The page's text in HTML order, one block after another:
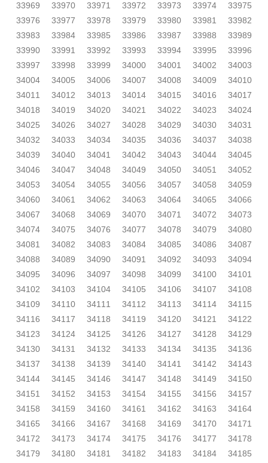
33969
33970 33971 33972 33973 33974
33975
33976
33977 33978 33979 33980 33981
33982
33983
33984 33985 33986 33987 33988
33989
33990
33991 33992 33993 33994 33995
33996
33997
33998 33999 34000 34001 34002
34003
34004
34005 34006 34007 34008 34009
34010
34011
34012 34013 34014 34015 34016
34017
34018
34019 34020 34021 34022 34023
34024
34025
34026 34027 34028 34029 34030
34031
34032
34033 34034 34035 34036 34037
34038
34039
34040 34041 34042 34043 34044
34045
34046
34047 34048 34049 34050 34051
34052
34053
34054 34055 34056 34057 34058
34059
34060
34061 34062 34063 34064 34065
34066
34067
34068 34069 34070 34071 34072
34073
34074
34075 34076 34077 34078 34079
34080
34081
34082 34083 34084 34085 34086
34087
34088
34089 34090 34091 34092 34093
34094
34095
34096 34097 34098 34099 34100
34101
34102
34103 34104 34105 34106 34107
34108
34109
34110 34111 34112 34113 34114
34115
34116
34117 34118 34119 34120 34121
34122
34123
34124 34125 34126 34127 34128
34129
34130
34131 34132 34133 34134 34135
34136
34137
34138 34139 34140 34141 34142
34143
34144
34145 34146 34147 34148 34149
34150
34151
34152 34153 34154 34155 34156
34157
34158
34159 34160 34161 34162 34163
34164
34165
34166 34167 34168 34169 34170
34171
34172
34173 34174 34175 34176 34177
34178
34179
34180 34181 34182 34183 34184
34185